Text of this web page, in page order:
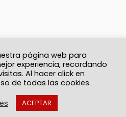
Recuerdos
y Condiciones
página web para
experiencia, recordando
Al hacer click en
de todas las cookies.
ACEPTAR